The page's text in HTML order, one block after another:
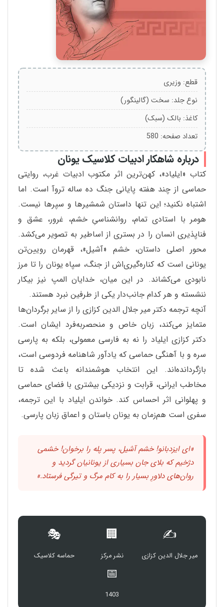
قطع: وزیری
نوع جلد: سخت (گالینگور)
کاغذ: بالک (سبک)
تعداد صفحه: 580
درباره شاهکار ادبیات کلاسیک یونان
کتاب «ایلیاد»، کهن‌ترین اثر مکتوب ادبیات غرب، روایتی
حماسی از چند هفته پایانی جنگ ده ساله تروآ است. اما
اشتباه نکنید؛ این تنها داستان شمشیرها و سپرها نیست.
هومر با استادی تمام، روانشناسیِ خشم، غرور، عشق و
فناپذیری انسان را در بستری از اساطیر به تصویر می‌کشد.
محور اصلی داستان، خشم «آشیل»، قهرمان رویین‌تن
یونانی است که کناره‌گیری‌اش از جنگ، سپاه یونان را تا مرز
نابودی می‌کشاند. در این میان، خدایان المپ نیز بیکار
ننشسته و هر کدام جانب‌دار یکی از طرفین نبرد هستند.
آنچه ترجمه دکتر میر جلال الدین کزازی را از سایر برگردان‌ها
متمایز می‌کند، زبان خاص و منحصر‌به‌فرد ایشان است.
دکتر کزازی ایلیاد را نه به فارسی معمولی، بلکه به پارسی
سره و با آهنگی حماسی که یادآور شاهنامه فردوسی است،
بازگردانده‌اند. این انتخاب هوشمندانه باعث شده تا
مخاطب ایرانی، قرابت و نزدیکی بیشتری با فضای حماسی
و پهلوانی اثر احساس کند. خواندن ایلیاد با این ترجمه،
سفری است هم‌زمان به یونان باستان و اعماق زبان پارسی.
«ای ایزد‌بانو! خشم آشیل، پسر پله را برخوان! خشمی
دژخیم که بلای جان بسیاری از یونانیان گردید و
روان‌های دلاورِ بسیار را به کام مرگ و تیرگی فرستاد.»
✍️
میر جلال الدین کزازی
🏢
نشر مرکز
🎭
حماسه کلاسیک
📅
1403